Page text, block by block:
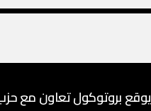
بروتوكول تعاون مع